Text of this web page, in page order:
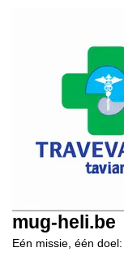
mug-heli.be
Eén missie, één